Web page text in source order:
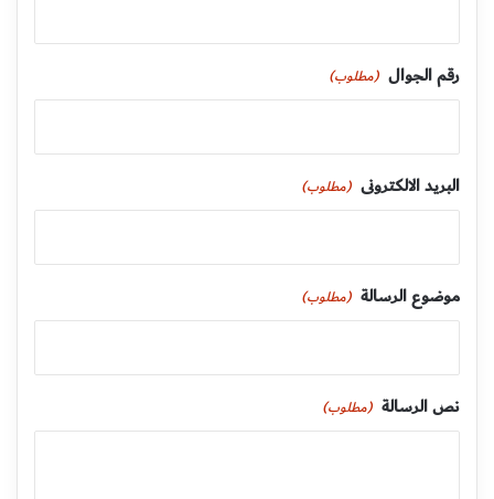
رقم الجوال (مطلوب)
البريد الالكترونى (مطلوب)
موضوع الرسالة (مطلوب)
نص الرسالة (مطلوب)